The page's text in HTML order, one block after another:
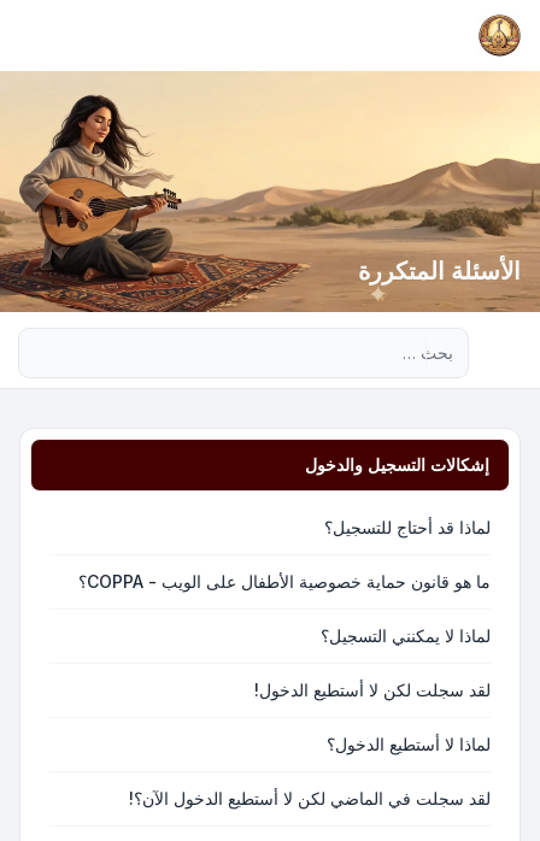
الأسئلة المتكررة
إشكالات التسجيل والدخول
لماذا قد أحتاج للتسجيل؟
ما هو قانون حماية خصوصية الأطفال على الويب - COPPA؟
لماذا لا يمكنني التسجيل؟
لقد سجلت لكن لا أستطيع الدخول!
لماذا لا أستطيع الدخول؟
لقد سجلت في الماضي لكن لا أستطيع الدخول الآن؟!